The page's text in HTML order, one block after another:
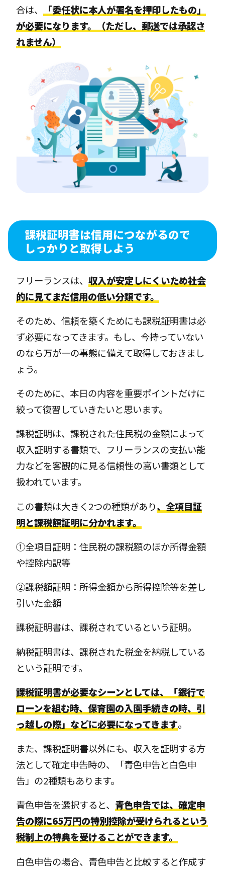
合は、
「委任状に本人が署名を押印したもの」
が必要になります。（ただし、郵送では承認さ
れません）
課税証明書は信用につながるので
しっかりと取得しよう
フリーランスは、収入が安定しにくいため社会
的に見てまだ信用の低い分類です。
そのため、信頼を築くためにも課税証明書は必
ず必要になってきます。もし、今持っていない
のなら万が一の事態に備えて取得しておきまし
ょう。
そのために、本日の内容を重要ポイントだけに
絞って復習していきたいと思います。
課税証明は、課税された住民税の金額によって
収入証明する書類で、フリーランスの支払い能
力などを客観的に見る信頼性の高い書類として
扱われています。
この書類は大きく2つの種類があり、全項目証
明と課税額証明に分かれます。
①全項目証明：住民税の課税額のほか所得金額
や控除内訳等
②課税額証明：所得金額から所得控除等を差し
引いた金額
課税証明書は、課税されているという証明。
納税証明書は、課税された税金を納税している
という証明です。
課税証明書が必要なシーンとしては、「銀行で
ローンを組む時、保育園の入園手続きの時、引
っ越しの際」などに必要になってきます。
また、課税証明書以外にも、収入を証明する方
法として確定申告時の、「青色申告と白色申
告」の2種類もあります。
青色申告を選択すると、 青色申告では、確定申
告の際に65万円の特別控除が受けられるという
税制上の特典を受けることができます。
白色申告の場合、青色申告と比較すると作成す